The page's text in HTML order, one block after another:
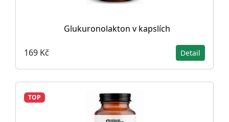
Glukuronolakton v kapslích
169 Kč Detail
TOP